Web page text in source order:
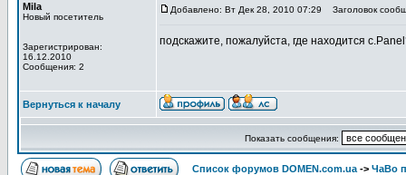
Mila
Новый посетитель
Зарегистрирован:
16.12.2010
Сообщения: 2
Добавлено: Вт Дек 28, 2010 07:29 Заголовок
подскажите, пожалуйста, где находится
Вернуться к началу
Показать сообщения:
Список форумов DOMEN.com.ua -> ЧаВо